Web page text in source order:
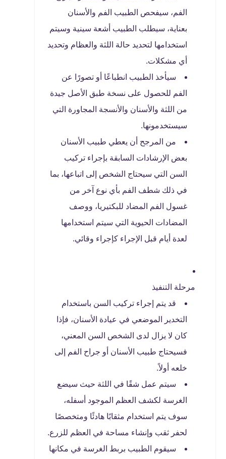
الفم، سيفحص الطبيب الفم والأسنان
بعناية، سيطلب الطبيب أشعة سينية وسيتم
استخدامها لتحديد حالة اللثة والعظام وتحديد
أي مشكلات.
سيأخذ الطبيب انطباعًا أو تصورًا عن
الفم للحصول على نسخة طبق الأصل جيدة
من اللثة والأسنان والأنسجة المجاورة التي
سيستخدمونها.
من المرجح أن يعطي طبيب الأسنان
بعض الإرشادات السابقة بإجراء تركيب
السن التي سيحتاج الشخص إلى اتباعها، بما
في ذلك شطف الفم بأي نوع آخر من
غسول الفم المضاد للبكتيريا، ووصف
المضادات الحيوية التي سيتم استخدامها
لعدة أيام قبل الإجراء كإجراء وقائي.
مرحلة التنفيذ
قد يتم إجراء تركيب السن باستخدام
التخدير الموضعي في عيادة الأسنان، فإذا
كان لا يزال لدى الشخص السن المعني،
فسيحتاج طبيب الأسنان أو جراح الفم إلى
خلعه أولاً.
سيتم عمل شقًا في اللثة حيث سيضع
الغرسة لكشف العظم الموجود أسفله،
سوف يتم استخدام مثقابًا هادئًا ومتخصصًا
لحفر ثقب وإنشاء مساحة في العظم للزرع.
سيقوم الطبيب بربط الغرسة في مكانها